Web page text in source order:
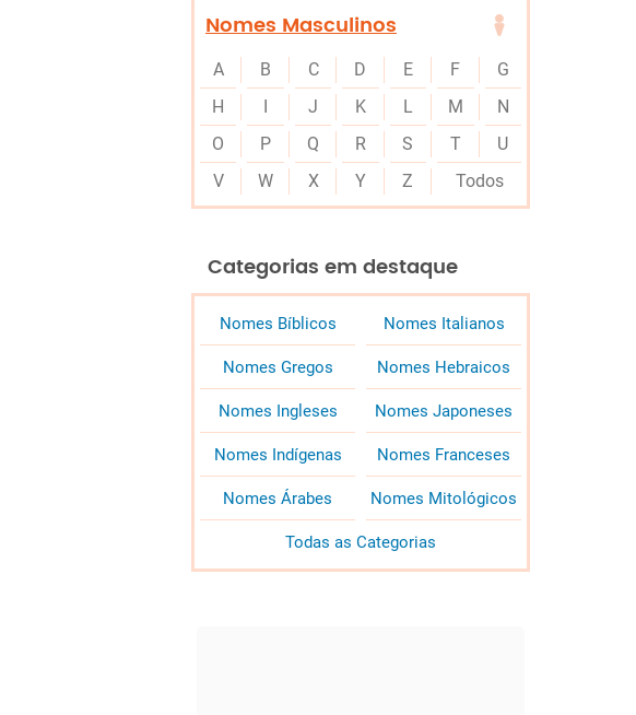
Nomes Masculinos
A B C D E F
G
H
I J K L M
N
O
P Q R S T
U
V
W X Y Z Todos
Categorias em destaque
Nomes Bíblicos Nomes Italianos
Nomes Gregos Nomes Hebraicos
Nomes Ingleses Nomes Japoneses
Nomes Indígenas Nomes Franceses
Nomes Árabes Nomes Mitológicos
Todas as Categorias